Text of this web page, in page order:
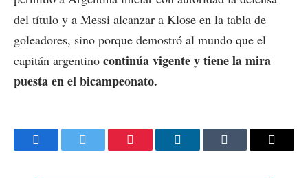
del título y a Messi alcanzar a Klose en la tabla de
goleadores, sino porque demostró al mundo que el
capitán argentino continúa vigente y tiene la mira
puesta en el bicampeonato.
FacebookTwitter Pinterest LinkedInTumblr Email